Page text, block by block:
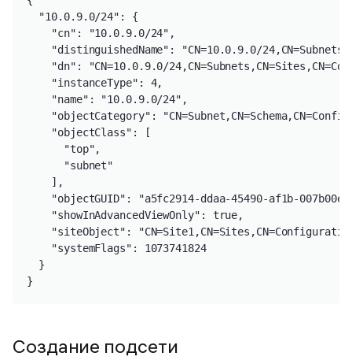
  "10.0.9.0/24": {
    "cn": "10.0.9.0/24",
"distinguishedName": "CN=10.0.9.0/
"dn": "CN=10.0.9.0/
    "instanceType": 4,
    "name": "10.0.9.0/24",
"objectCategory":
    "objectClass": [
      "top",
      "subnet"
    ],
"objectGUID": "a5fc2914-ddaa-45490-af1b-
    "showInAdvancedViewOnly": true,
"siteObject":
    "systemFlags": 1073741824
  }
}
Создание подсети